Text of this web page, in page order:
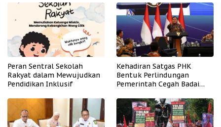
Peran Sentral Sekolah
Rakyat dalam Mewujudkan
Pendidikan Inklusif
Kehadiran Satgas PHK
Bentuk Perlindungan
Pemerintah Cegah Badai